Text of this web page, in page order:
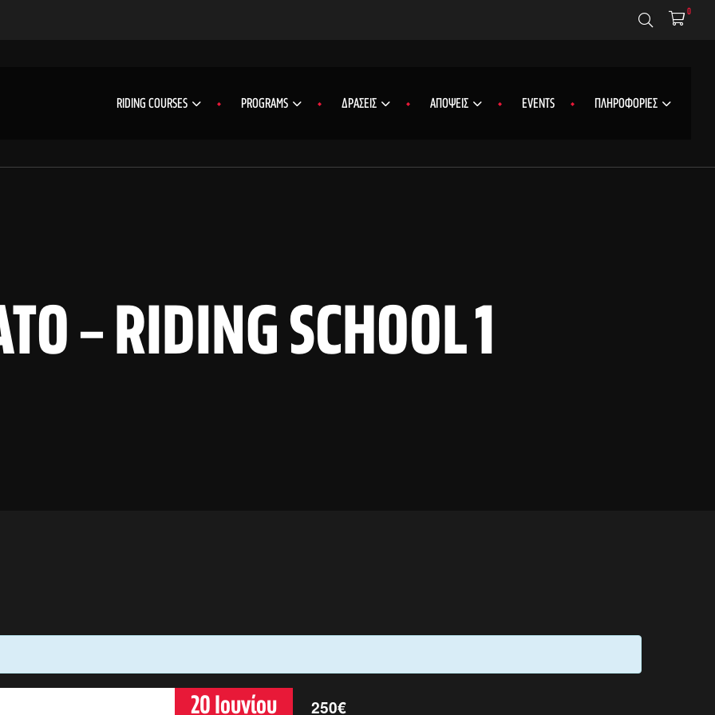
0
RIDING COURSES PROGRAMS ΔΡΑΣΕΙΣ ΑΠΟΨΕΙΣ EVENTS ΠΛΗΡΟΦΟΡΙΕΣ
– RIDING SCHOOL 1
20 Ιουνίου 250€